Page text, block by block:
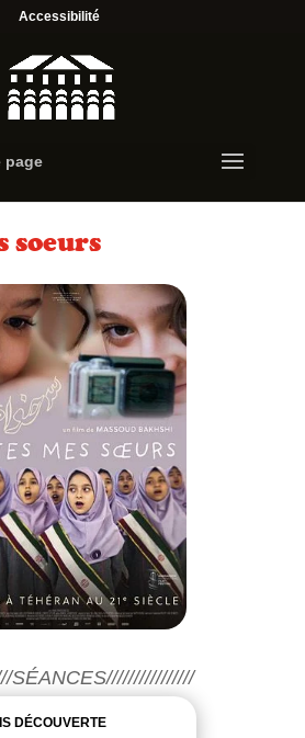
Accessibilité
page
soeurs
SÉANCES////////////////
DÉCOUVERTE